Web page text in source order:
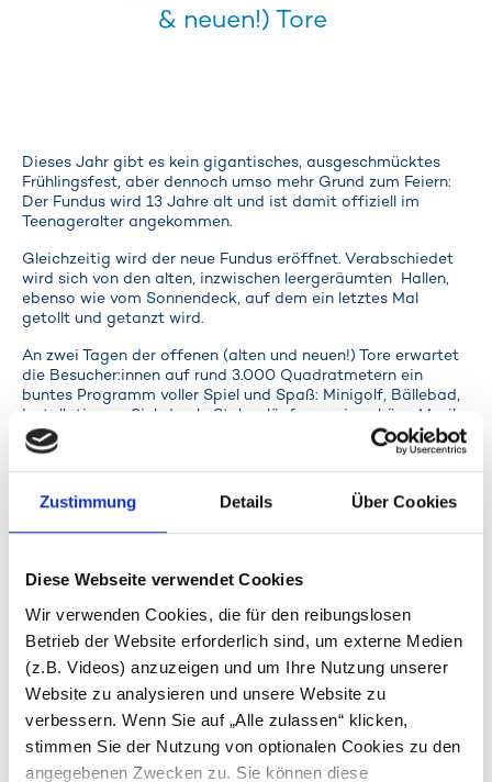
Zustimmung Details Über Cookies
Diese Webseite verwendet Cookies
Wir verwenden Cookies, die für den reibungslosen
Betrieb der Website erforderlich sind, um externe Medien
(z.B. Videos) anzuzeigen und um Ihre Nutzung unserer
Website zu analysieren und unsere Website zu
verbessern. Wenn Sie auf „Alle zulassen“ klicken,
stimmen Sie der Nutzung von optionalen Cookies zu den
angegebenen Zwecken zu. Sie können diese
& neuen!) Tore
Dieses Jahr gibt es kein gigantisches, ausgeschmücktes
Frühlingsfest, aber dennoch umso mehr Grund zum Feiern:
Der Fundus wird 13 Jahre alt und ist damit offiziell im
Teenageralter angekommen.
Gleichzeitig wird der neue Fundus eröffnet. Verabschiedet
wird sich von den alten, inzwischen leergeräumten Hallen,
ebenso wie vom Sonnendeck, auf dem ein letztes Mal
getollt und getanzt wird.
An zwei Tagen der offenen (alten und neuen!) Tore erwartet
die Besucher:innen auf rund 3.000 Quadratmetern ein
buntes Programm voller Spiel und Spaß: Minigolf, Bällebad,
Installationen, Siebdruck, Stelzenläufer sowie schöne Musik
von Lej, Romanski, Paul Gregor und weiteren Acts. Dazu
gibt es leckere Speisen, kalte Getränke und vieles mehr, das
Freude macht.
Der Eintritt ist frei, Spenden sind willkommen. Vor allem
aber steht die große Vorfreude im Mittelpunkt, die Räume
Auch das Fundus-Geschäft läuft seit dieser Woche wieder.
Regelmäßig dienstags und donnerstags zwischen 10 und 18
Uhr ist ein unangemeldeter Besuch möglich für Inspiration,
Stöbern und Ausleihen. Der Online-Fundus steht rund um die
Uhr offen und ermöglicht es, Angebote einzuholen und das
Sortiment in Ruhe zu erkunden.
Termine